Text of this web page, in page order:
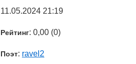
11.05.2024 21:19
Рейтинг: 0,00 (0)
Поэт: ravel2